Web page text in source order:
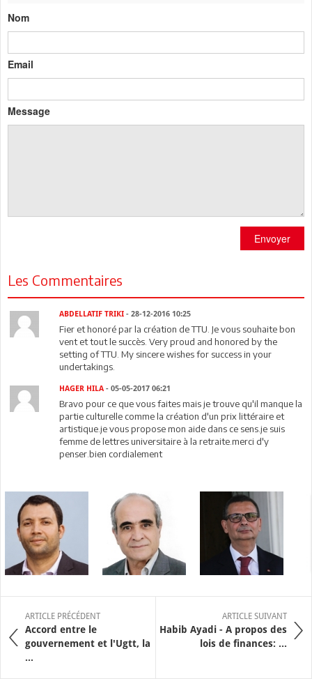
Nom
Email
Message
Envoyer
Les Commentaires
ABDELLATIF TRIKI - 28-12-2016 10:25
Fier et honoré par la création de TTU. Je vous souhaite bon
vent et tout le succès. Very proud and honored by the
setting of TTU. My sincere wishes for success in your
undertakings.
HAGER HILA - 05-05-2017 06:21
Bravo pour ce que vous faites mais je trouve qu'il manque la
partie culturelle comme la création d'un prix littéraire et
artistique.je vous propose mon aide dans ce sens.je suis
femme de lettres universitaire à la retraite.merci d'y
penser.bien cordialement
ARTICLE PRÉCÉDENT
Accord entre le
gouvernement et l'Ugtt, la
...
ARTICLE SUIVANT
Habib Ayadi - A propos des
lois de finances: ...